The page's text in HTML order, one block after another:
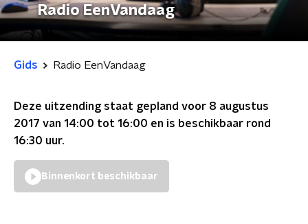
Radio EenVandaag
Gids Radio EenVandaag
Deze uitzending staat gepland voor 8 augustus
2017 van 14:00 tot 16:00 en is beschikbaar rond
16:30 uur.
Binnenkort beschikbaar